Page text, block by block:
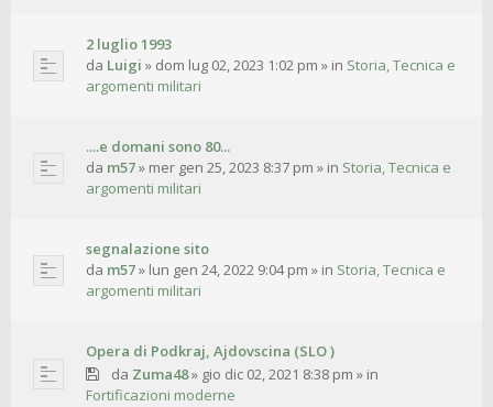
2 luglio 1993
da Luigi » dom lug 02, 2023 1:02 pm » in Storia, Tecnica e
argomenti militari
....e domani sono 80...
da m57» mer gen 25, 2023 8:37 pm » in Storia, Tecnica e
argomenti militari
segnalazione sito
da m57» lun gen 24, 2022 9:04 pm » in Storia, Tecnica e
argomenti militari
Opera di Podkraj, Ajdovscina (SLO )
da Zuma48» gio dic 02, 2021 8:38 pm » in
Fortificazioni moderne